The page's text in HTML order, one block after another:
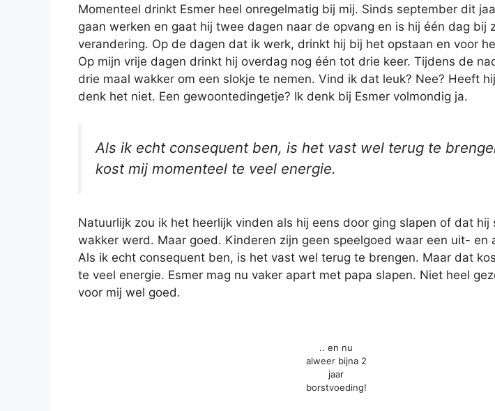
Momenteel drinkt Esmer heel onregelmatig bij mij. Sinds september dit
gaan werken en gaat hij twee dagen naar de opvang en is hij één dag bij
verandering. Op de dagen dat ik werk, drinkt hij bij het opstaan en voor
Op mijn vrije dagen drinkt hij overdag nog één tot drie keer. Tijdens de
drie maal wakker om een slokje te nemen. Vind ik dat leuk? Nee? Heeft
denk het niet. Een gewoontedingetje? Ik denk bij Esmer volmondig ja.
Als ik echt consequent ben, is het vast wel terug te
kost mij momenteel te veel energie.
Natuurlijk zou ik het heerlijk vinden als hij eens door ging slapen of dat hij
wakker werd. Maar goed. Kinderen zijn geen speelgoed waar een uit- en
Als ik echt consequent ben, is het vast wel terug te brengen. Maar dat
te veel energie. Esmer mag nu vaker apart met papa slapen. Niet heel
voor mij wel goed.
.. en nu
alweer bijna 2
jaar
borstvoeding!